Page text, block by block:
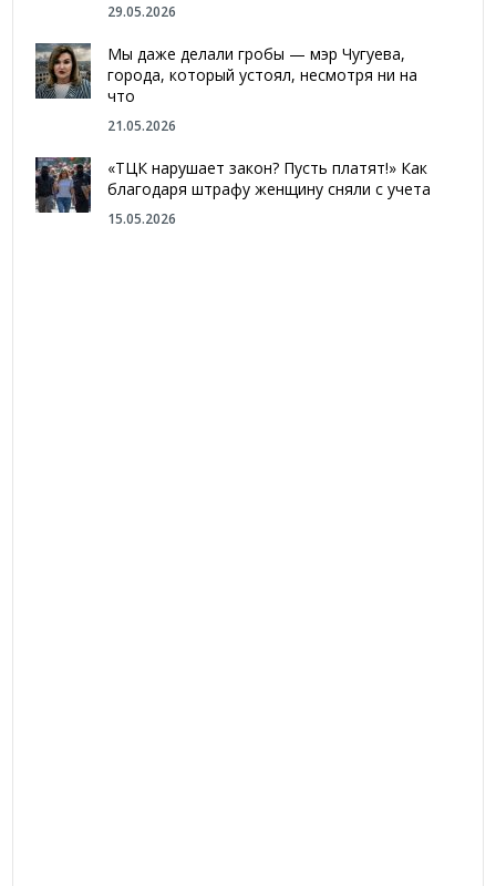
29.05.2026
Мы даже делали гробы — мэр Чугуева,
города, который устоял, несмотря ни на
что
21.05.2026
«ТЦК нарушает закон? Пусть платят!» Как
благодаря штрафу женщину сняли с учета
15.05.2026